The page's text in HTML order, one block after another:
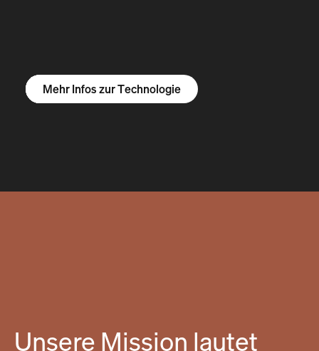
Mehr Infos zum R1S
Mehr Infos zum R1T
Mehr Infos zu Vans
Mehr Infos zur Technologie
Unsere Mission lautet